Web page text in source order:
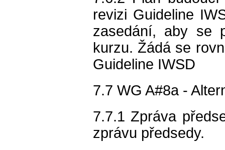
revizi Guideline
zasedání, aby se
kurzu. Žádá se
Guideline IWSD
7.7 WG A#8a -
7.7.1 Zpráva
zprávu předsedy.